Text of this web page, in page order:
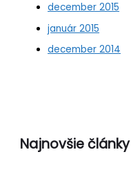
december 2015
január 2015
december 2014
Najnovšie články